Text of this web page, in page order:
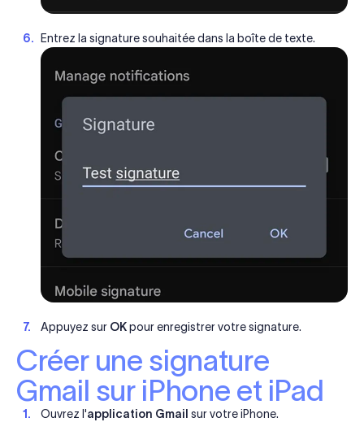
Entrez la signature souhaitée dans la boîte de texte.
Appuyez sur OKpour enregistrer votre signature.
Créer une signature
Gmail sur iPhone et iPad
Ouvrez l'application Gmail sur votre iPhone.